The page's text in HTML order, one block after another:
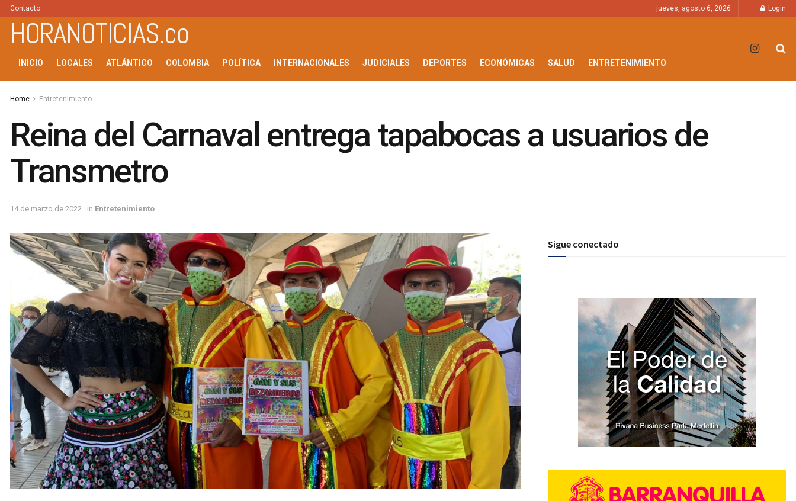
Contacto jueves, agosto 6, 2026 Login
HORANOTICIAS.co
INICIO LOCALES ATLÁNTICO COLOMBIA POLÍTICA INTERNACIONALES JUDICIALES DEPORTES ECONÓMICAS SALUD ENTRETENIMIENTO
Home Entretenimiento
Reina del Carnaval entrega tapabocas a usuarios de
Transmetro
14 de marzo de 2022 in Entretenimiento
Sigue conectado